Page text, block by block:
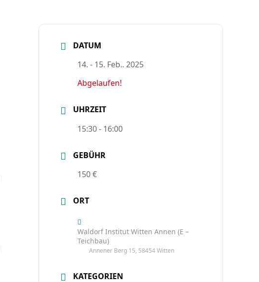
DATUM
14. - 15. Feb.. 2025
Abgelaufen!
UHRZEIT
15:30 - 16:00
GEBÜHR
150 €
ORT
Waldorf Institut Witten Annen (E –
Teichbau)
Annener Berg 15, 58454 Witten
KATEGORIEN